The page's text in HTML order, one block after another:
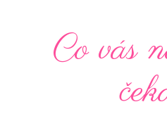
Co vás